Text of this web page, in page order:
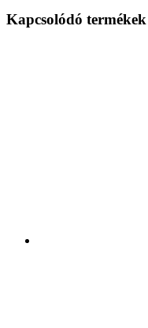
Kapcsolódó termékek